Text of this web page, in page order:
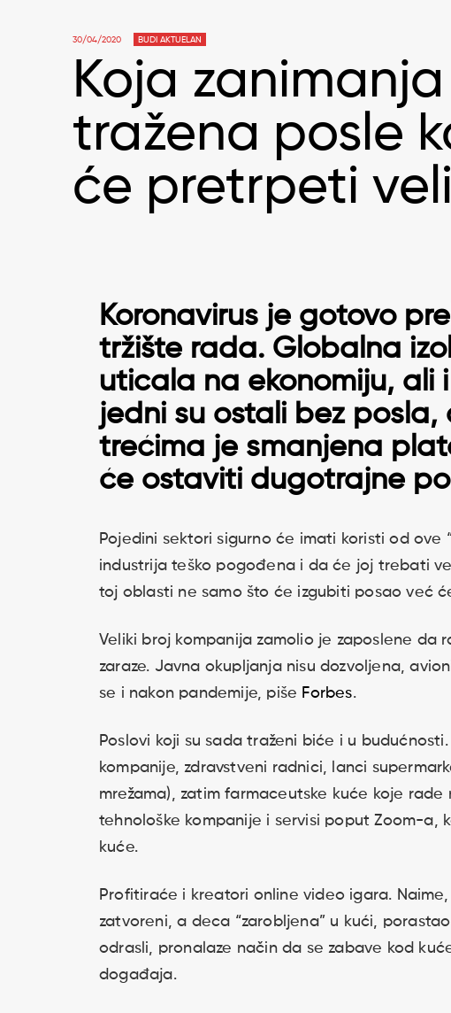
30/04/2020 BUDI AKTUELAN
Koja
tražena posle
će pretrpeti
Koronavirus je gotovo
tržište rada. Globalna
uticala na ekonomiju, ali
jedni su ostali bez
trećima je smanjena
će ostaviti dugotrajne
Pojedini sektori sigurno će imati koristi od ove
industrija teško pogođena i da će joj trebati
toj oblasti ne samo što će izgubiti posao već
Veliki broj kompanija zamolio je zaposlene da
zaraze. Javna okupljanja nisu dozvoljena,
se i nakon pandemije, piše Forbes.
Poslovi koji su sada traženi biće i u
kompanije, zdravstveni radnici, lanci
mrežama), zatim farmaceutske kuće koje
tehnološke kompanije i servisi poput Zoom-a,
kuće.
Profitiraće i kreatori online video igara.
zatvoreni, a deca “zarobljena” u kući,
odrasli, pronalaze način da se zabave kod
događaja.